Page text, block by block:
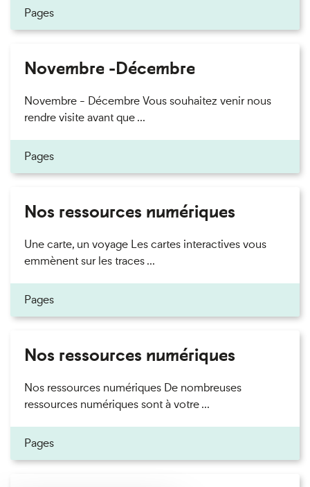
Pages
Novembre -Décembre
Novembre - Décembre Vous souhaitez venir nous
rendre visite avant que ...
Pages
Nos ressources numériques
Une carte, un voyage Les cartes interactives vous
emmènent sur les traces ...
Pages
Nos ressources numériques
Nos ressources numériques De nombreuses
ressources numériques sont à votre ...
Pages